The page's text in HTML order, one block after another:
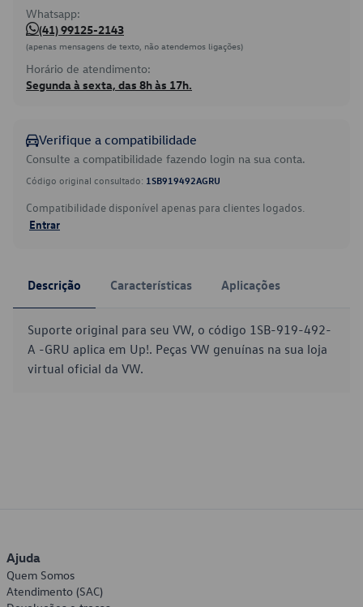
Whatsapp:
(41) 99125-2143
(apenas mensagens de texto, não atendemos ligações)
Horário de atendimento:
Segunda à sexta, das 8h às 17h.
Verifique a compatibilidade
Consulte a compatibilidade fazendo login na sua conta.
Código original consultado: 1SB919492AGRU
Compatibilidade disponível apenas para clientes logados.
Entrar
Descrição Características Aplicações
Suporte original para seu VW, o código 1SB-919-492-
A -GRU aplica em Up!. Peças VW genuínas na sua loja
virtual oficial da VW.
Ajuda
Quem Somos
Atendimento (SAC)